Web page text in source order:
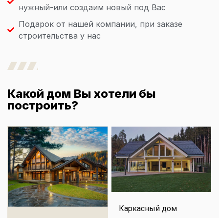
нужный-или создаим новый под Вас
Подарок от нашей компании, при заказе
строительства у нас
Какой дом Вы хотели бы
построить?
Каркасный дом